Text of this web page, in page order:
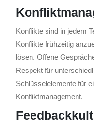
Konflikte sind in jedem
Konflikte frühzeitig
lösen. Offene
Respekt für
Schlüsselelemente für
Konfliktmanagement.